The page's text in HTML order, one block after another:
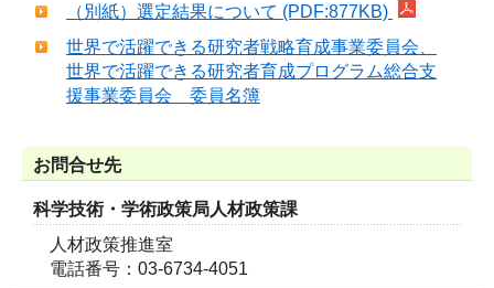
（別紙）選定結果について (PDF:877KB)
世界で活躍できる研究者戦略育成事業委員会、
世界で活躍できる研究者育成プログラム総合支
援事業委員会 委員名簿
お問合せ先
科学技術・学術政策局人材政策課
人材政策推進室
電話番号：03-6734-4051